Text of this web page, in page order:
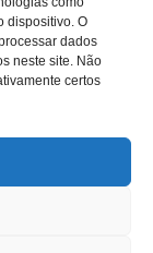
dispositivo. O
dados
neste site. Não
certos